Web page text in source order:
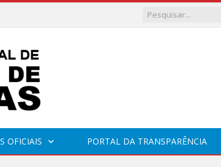
OFICIAIS PORTAL DA TRANSPARÊNCIA